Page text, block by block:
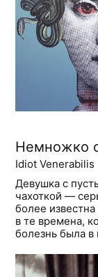
Немножко
Idiot Venerabilis
Девушка с
чахоткой —
более
в те времена,
болезнь была